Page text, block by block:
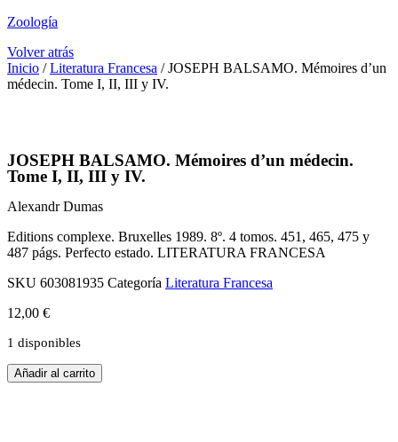
Zoología
Volver atrás
Inicio /Literatura Francesa / JOSEPH BALSAMO. Mémoires d’un
médecin. Tome I, II, III y IV.
JOSEPH BALSAMO. Mémoires d’un médecin.
Tome I, II, III y IV.
Alexandr Dumas
Editions complexe. Bruxelles 1989. 8º. 4 tomos. 451, 465, 475 y
487 págs. Perfecto estado. LITERATURA FRANCESA
SKU 603081935 Categoría Literatura Francesa
12,00 €
1 disponibles
JOSEPH
BALSAMO.
Añadir al carrito